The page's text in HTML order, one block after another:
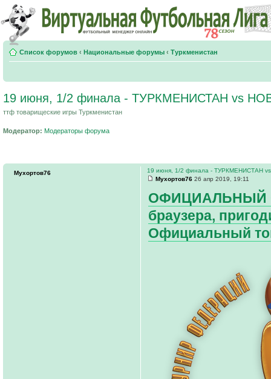
Список форумов ‹ Национальные форумы ‹ Туркменистан
19 июня, 1/2 финала - ТУРКМЕНИСТАН vs
ттф товарищеские игры Туркменистан
Модератор: Модераторы форума
19 июня, 1/2 финала - ТУРКМЕНИСТАН
Мухортов76 26 апр 2019, 19:11
ОФИЦИАЛЬНЫЙ
браузера,
Официальный
Мухортов76